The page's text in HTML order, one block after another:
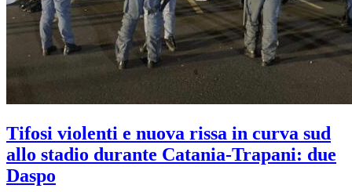
Tifosi violenti e nuova rissa in curva sud
allo stadio durante Catania-Trapani: due
Daspo